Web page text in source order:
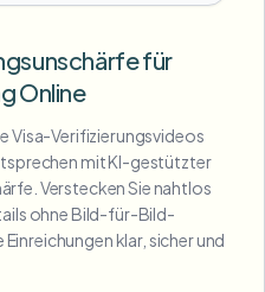
für
Online
Visa-Verifizierungsvideos
mit KI-gestützter
Verstecken Sie nahtlos
ohne Bild-für-Bild-
klar, sicher und